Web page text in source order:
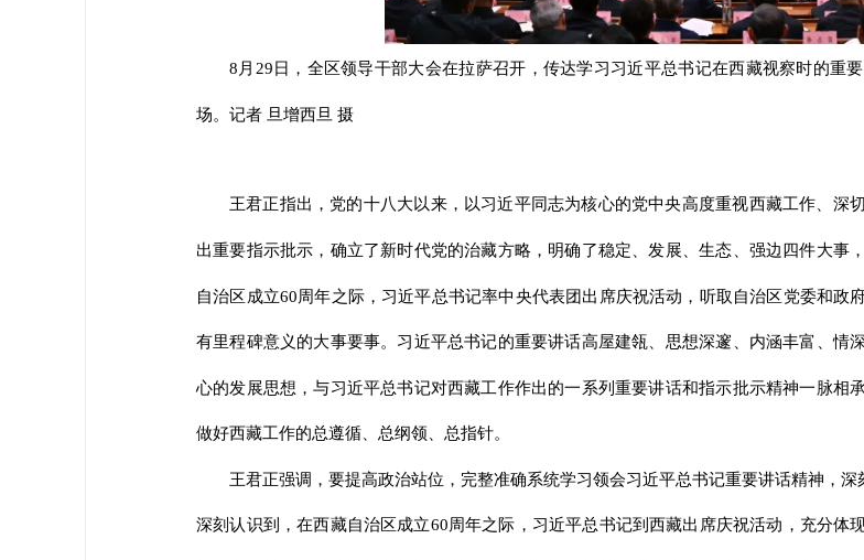
8月29日，全区领导干部大会在拉萨召开，传达学习习近平总书记在西藏视察时的重
场。记者 旦增西旦 摄
王君正指出，党的十八大以来，以习近平同志为核心的党中央高度重视西藏工作、深
出重要指示批示，确立了新时代党的治藏方略，明确了稳定、发展、生态、强边四件大事
自治区成立60周年之际，习近平总书记率中央代表团出席庆祝活动，听取自治区党委和
有里程碑意义的大事要事。习近平总书记的重要讲话高屋建瓴、思想深邃、内涵丰富、情
心的发展思想，与习近平总书记对西藏工作作出的一系列重要讲话和指示批示精神一脉相
做好西藏工作的总遵循、总纲领、总指针。
王君正强调，要提高政治站位，完整准确系统学习领会习近平总书记重要讲话精神，
深刻认识到，在西藏自治区成立60周年之际，习近平总书记到西藏出席庆祝活动，充分体